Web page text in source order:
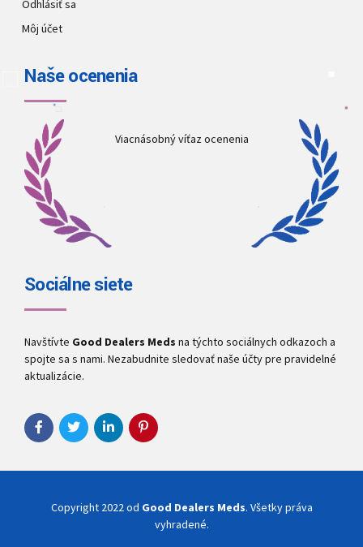
Odhlásiť sa
Môj účet
Naše ocenenia
Viacnásobný víťaz ocenenia
Sociálne siete
Navštívte Good Dealers Meds na týchto sociálnych odkazoch a
spojte sa s nami. Nezabudnite sledovať naše účty pre pravidelné
aktualizácie.
Copyright 2022 od Good Dealers Meds. Všetky práva
vyhradené.